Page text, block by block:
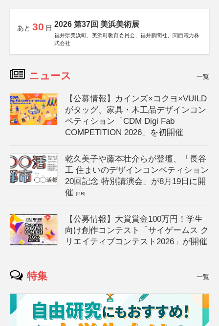
あと 30 日 2026 第37回 美浜美術展
福井県美浜町、美浜町教育委員会、福井新聞社、関西電力株
式会社
ニュース 一覧
【公募情報】カインズ×コクヨ×VUILD
がタッグ、家具・木工品デザインコン
ペティション「CDM Digi Fab
COMPETITION 2026」を初開催
乾久美子や藤本壮介らが登壇、「長谷
工 住まいのデザインコンペティション
20回記念 特別講演会」が8月19日に開
催[PR]
【公募情報】大賞賞金100万円！学生
向け創作コンテスト「サイゲームス ク
リエイティブコンテスト2026」が開催
特集 一覧